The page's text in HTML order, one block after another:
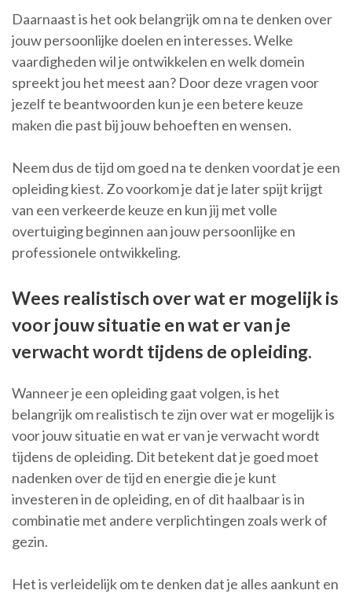
Daarnaast is het ook belangrijk om na te denken over
jouw persoonlijke doelen en interesses. Welke
vaardigheden wil je ontwikkelen en welk domein
spreekt jou het meest aan? Door deze vragen voor
jezelf te beantwoorden kun je een betere keuze
maken die past bij jouw behoeften en wensen.
Neem dus de tijd om goed na te denken voordat je een
opleiding kiest. Zo voorkom je dat je later spijt krijgt
van een verkeerde keuze en kun jij met volle
overtuiging beginnen aan jouw persoonlijke en
professionele ontwikkeling.
Wees realistisch over wat er mogelijk is
voor jouw situatie en wat er van je
verwacht wordt tijdens de opleiding.
Wanneer je een opleiding gaat volgen, is het
belangrijk om realistisch te zijn over wat er mogelijk is
voor jouw situatie en wat er van je verwacht wordt
tijdens de opleiding. Dit betekent dat je goed moet
nadenken over de tijd en energie die je kunt
investeren in de opleiding, en of dit haalbaar is in
combinatie met andere verplichtingen zoals werk of
gezin.
Het is verleidelijk om te denken dat je alles aankunt en